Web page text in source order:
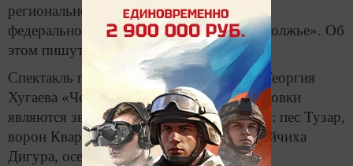
регионального конкурса Приволжского
федерального округа «Театральное Приволжье». Об
этом пишут «Челнинские известия».
Спектакль поставлен по мотивам пьесы Георгия
Хугаева «Черная бурка». Героями постановки
являются звери, обладающие даром речи: пес Тузар,
ворон Квар-Кан, волки Чобр и Чобра, зайчиха
Дигура, осел Кико и другие.